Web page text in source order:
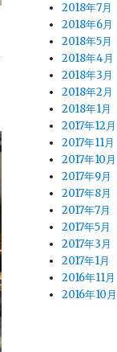
2018年7月
2018年6月
2018年5月
2018年4月
2018年3月
2018年2月
2018年1月
2017年12月
2017年11月
2017年10月
2017年9月
2017年8月
2017年7月
2017年5月
2017年3月
2017年1月
2016年11月
2016年10月